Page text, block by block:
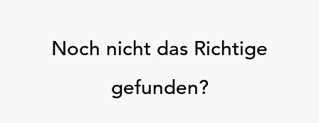
Noch nicht das Richtige
gefunden?